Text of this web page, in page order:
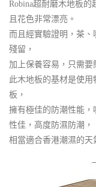
Robina超耐磨木地板的
且花色非常漂亮。
而且經實驗證明，茶
殘留，
加上保養容易，只需要
此木地板的基材是使
板，
擁有極佳的防潮性能
性佳，高度防濕防潮，
相當適合香港潮濕的天